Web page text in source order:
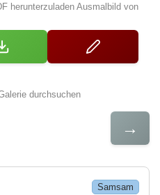
herunterzuladen Ausmalbild von
durchsuchen
→
Samsam